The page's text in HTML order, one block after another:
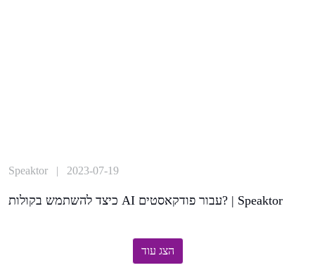
Speaktor | 2023-07-19
כיצד להשתמש בקולות AI עבור פודקאסטים? | Speaktor
הצג עוד